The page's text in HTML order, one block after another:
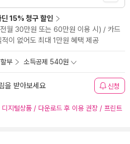
15% 청구 할인
월 30만원 또는 60만원 이용 시) / 카드
이 없어도 최대 1만원 혜택 제공
부 소득공제 540원
을 받아보세요 신청
지털상품 / 다운로드 후 이용 권장 / 프린트